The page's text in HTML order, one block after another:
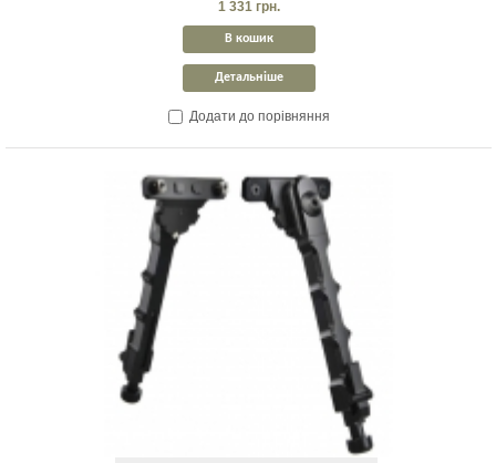
1 331 грн.
В кошик
Детальніше
Додати до порівняння